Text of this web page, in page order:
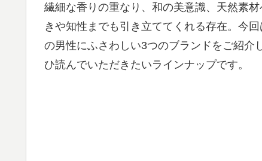
繊細な香りの重なり、和の美意識、天然素
きや知性までも引き立ててくれる存在。今
の男性にふさわしい3つのブランドをご紹介
ひ読んでいただきたいラインナップです。